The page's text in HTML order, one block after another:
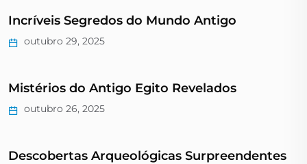
Incríveis Segredos do Mundo Antigo
outubro 29, 2025
Mistérios do Antigo Egito Revelados
outubro 26, 2025
Descobertas Arqueológicas Surpreendentes